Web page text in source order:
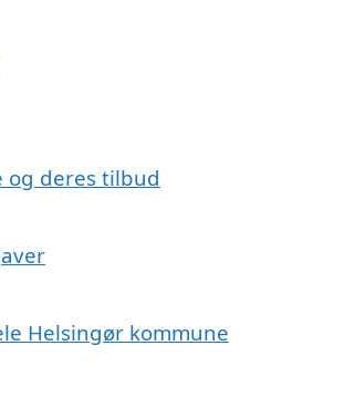
deres tilbud
Helsingør kommune